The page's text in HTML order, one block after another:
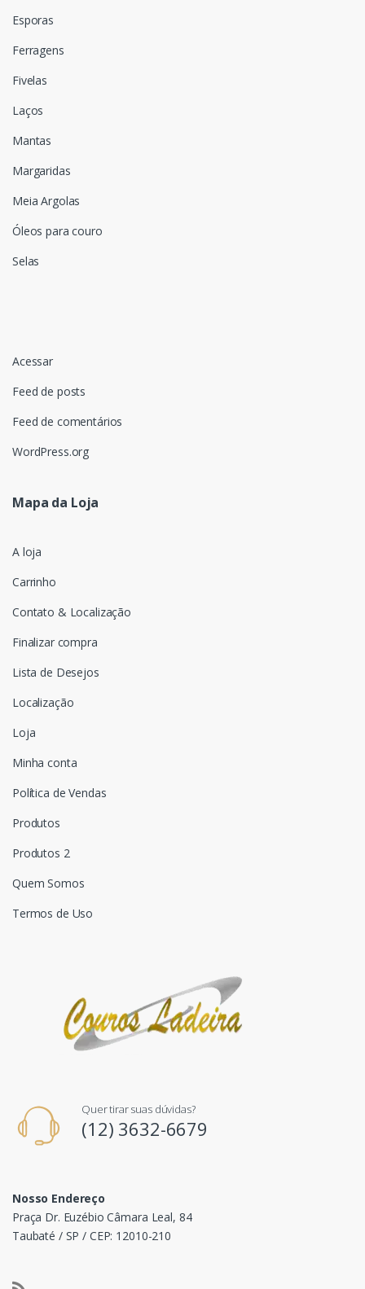
Esporas
Ferragens
Fivelas
Laços
Mantas
Margaridas
Meia Argolas
Óleos para couro
Selas
Acessar
Feed de posts
Feed de comentários
WordPress.org
Mapa da Loja
A loja
Carrinho
Contato & Localização
Finalizar compra
Lista de Desejos
Localização
Loja
Minha conta
Política de Vendas
Produtos
Produtos 2
Quem Somos
Termos de Uso
Quer tirar suas dúvidas?
(12) 3632-6679
Nosso Endereço
Praça Dr. Euzébio Câmara Leal, 84
Taubaté / SP / CEP: 12010-210